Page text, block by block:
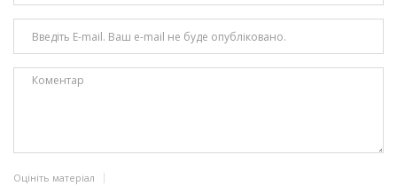
Оцініть матеріал